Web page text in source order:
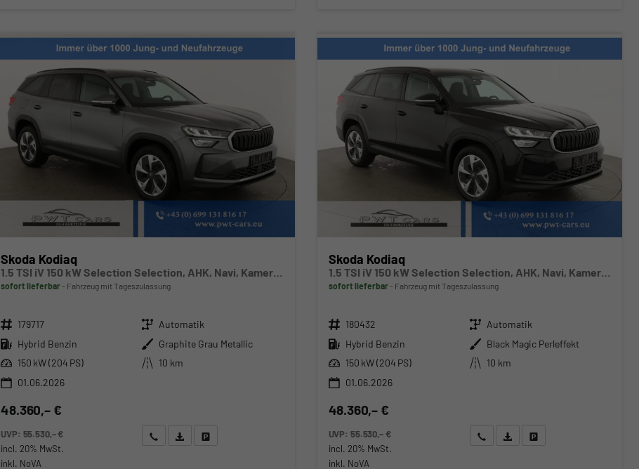
Skoda Kodiaq
1.5 TSI iV 150 kW Selection Selection, AHK, Navi, Kamera, Side, el. Klappe, Winter, sofort
sofort lieferbar Fahrzeug mit Tageszulassung
Fahrzeugnr. 179717 Getriebe Automatik
Kraftstoff Hybrid Benzin Außenfarbe Graphite Grau Metallic
Leistung 150 kW (204 PS) Kilometerstand
10 km
01.06.2026
48.360,– €
UVP: 55.530,– €
incl. 20% MwSt.
inkl. NoVA
Wir rufen Sie anAngebot drucken (PDF)
Skoda Kodiaq
1.5 TSI iV 150 kW Selection Selection, AHK, Navi, Kamera, Side, el. Klappe, Winter, sofort
sofort lieferbar Fahrzeug mit Tageszulassung
Fahrzeugnr. 180432 Getriebe Automatik
Kraftstoff Hybrid Benzin Außenfarbe Black Magic Perleffekt
Leistung 150 kW (204 PS) Kilometerstand
10 km
01.06.2026
48.360,– €
UVP: 55.530,– €
incl. 20% MwSt.
inkl. NoVA
Wir rufen Sie anAngebot drucken (PDF)
Fahrzeug parken